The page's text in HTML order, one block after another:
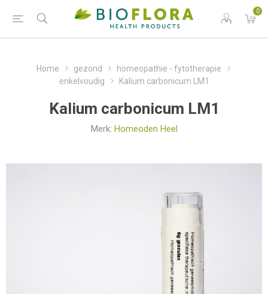
0
Home gezond
homeopathie - fytotherapie
enkelvoudig
Kalium carbonicum LM1
Kalium carbonicum LM1
Merk: Homeoden Heel